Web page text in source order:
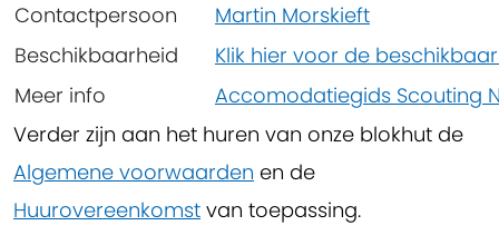
Contactpersoon
Martin Morskieft
Beschikbaarheid
Klik hier voor de
Meer info
Accomodatiegids Scouting
Verder zijn aan het huren van onze blokhut de
Algemene voorwaarden en de
Huurovereenkomst van toepassing.